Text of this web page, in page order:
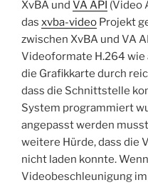
XvBA und VA API (Video
das xvba-video Projekt
zwischen XvBA und VA
Videoformate H.264 wie
die Grafikkarte durch
dass die Schnittstelle
System programmiert
angepasst werden
weitere Hürde, dass die
nicht laden konnte.
Videobeschleunigung im